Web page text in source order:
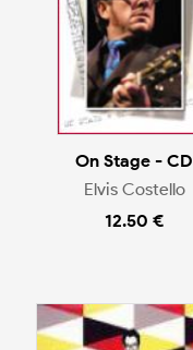
On Stage - CD
Elvis Costello
12.50 €